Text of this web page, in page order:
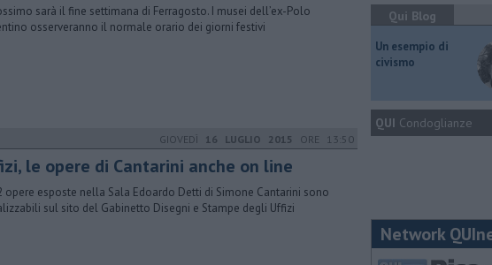
sarà il fine settimana di Ferragosto. I musei dell’ex-Polo
osserveranno il normale orario dei giorni festivi
GIOVEDÌ 16 LUGLIO 2015 ORE 13:50
le opere di Cantarini anche on line
opere esposte nella Sala Edoardo Detti di Simone Cantarini sono
sul sito del Gabinetto Disegni e Stampe degli Uffizi
Qui Blog
​Un esempio di
civismo
QUI Condoglianze
Network